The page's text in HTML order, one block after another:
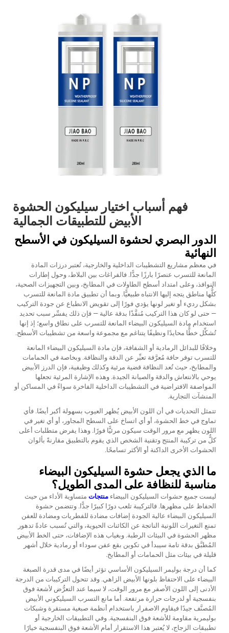
فهم أسباب اختيار سيليكون الحشوة
الأبيض للتطبيقات الجمالية
الدور البصري لحشوة السيليكون في الأسطح
النهائية
في معظم مشاريع التشطيبات الداخلية والخارجية، تُعتبر درزات المادة
المانعة للتسرب عنصرًا بارزًا جدًّا. فالفراغات بين البلاط، وحول إطارات
النوافذ، وعلى امتداد أسطح الطاولات في المطابخ، وبين التجهيزات الصحية،
كلُّها مناطق يتجه إليها الانتباه طبيعيًّا. وبما أن تطبيق مادة المانعة للتسرب
بشكل رديء أو تغير لونها يؤدي فورًا إلى تقويض الانطباع عن جودة التركيب
— حتى لو كان هذا التركيب مُنفَّذًا بدقة عالية — فإن ذلك يفسِّر سبب تحديد
استخدام مادة السيليكون البيضاء المانعة للتسرب على نطاق واسع؛ إذ إنها
تُشكِّل خطًّا محايدًا ونظيفًا يتناغم مع مجموعة واسعة من تشطيبات الأسطح.
وخلافًا للبدائل الرمادية أو الشفافة، فإن مادة السيليكون البيضاء المانعة
للتسرب توفر حافة مُعرَّفة تعبِّر عن الدقة والنظافة. وبخاصة في الحمامات
والمطابخ، حيث تُعد النظافة قضية مرئية وكذلك وظيفية، فإن الدرز الأبيض
يوحي بالانتعاش والدقة والصيانة الجيدة. وهذه الإشارة المرئية تجعلها
المواصفة الافتراضية في التشطيبات الداخلية الفاخرة سواءً في المساكن أو
المنشآت التجارية.
تتمثل التحديات في أن اللون الأبيض يُظهر العيوب بسهولة أكبر أيضًا. فأي
تماوج في خط الحشوة، أو أي اتساخ على السطح المجاور، أو أي تغير في
اللون يظهر مع مرور الوقت سيكون مرئيًّا فورًا. وهذا يفرض متطلبات أعلى
كلٌّ من تركيبة المنتج وتقنية الشخص الذي يقوم بالتطبيق مقارنةً بألوان
الحشوات الأخرى الداكنة أو الأكثر تسامحًا.
ما الذي يجعل حشوة السيليكون البيضاء
مناسبة للنظافة على المدى الطويل؟
ليست جميع حشوات السيليكون البيضاء منتجات متساوية الأداء من حيث
الحفاظ على مظهرها. فالتركيبة تلعب دورًا كبيرًا جدًّا. وتتضمن حشوة
السيليكون البيضاء عالية الجودة إضافات مضادة للفطريات ومضادة للعفن
تمنع التغيرات اللونية الناتجة عن الكائنات الحيوية، والتي تُسبب عادةً تدهور
مظهر الحشوة في البيئات الرطبة. وبغياب هذه الإضافات، حتى الخط الأبيض
المُطبَّق بدقة تامة سيبدأ في تكوين بقع عفن سوداء أو رمادية خلال أشهر
قليلة في بيئات مثل الحمامات أو المطابخ.
كما أن درجة بوليمر السيليكون الأساسي تؤثر أيضًا في مدى قدرة الصبغة
البيضاء على الاحتفاظ بلونها الأبيض الزاهي. وقد تتحول التركيبات من الدرجة
الأدنى إلى اللون الأصفر مع مرور الوقت، لا سيما عند التعرُّض لأشعة فوق
بنفسجية أو لدرجات حرارة مرتفعة. أما مانع التسرب السيليكوني الأبيض
المُصنَّف جيدًا فيقاوم الاصفرار باستخدام أنظمة صبغية مستقرة وشبكات
بوليمرية مقاومة للأشعة فوق البنفسجية. وفي التطبيقات الخارجية أو
تطبيقات الزجاج، لا يُعتبر هذا الاستقرار أمام الأشعة فوق البنفسجية خيارًا